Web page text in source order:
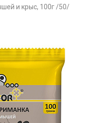
и крыс, 100г /50/